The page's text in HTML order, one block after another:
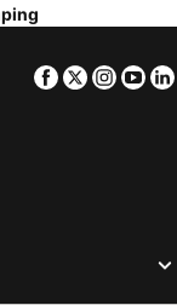
Facebook
Twitter